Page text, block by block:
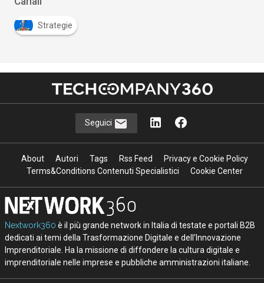
Strategie
Seguici
About Autori Tags Rss Feed
Privacy e Cookie Policy
Terms&Conditions Contenuti Specialistici
Cookie Center
Nextwork360 è il più grande network in Italia di testate e portali B2B
dedicati ai temi della Trasformazione Digitale e dell’Innovazione
Imprenditoriale. Ha la missione di diffondere la cultura digitale e
imprenditoriale nelle imprese e pubbliche amministrazioni italiane.